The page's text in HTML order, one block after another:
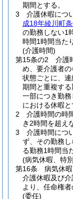
期間とする。
3
介護休暇につ
成18年綾川町
の勤務しない1
時間1時間当た
(介護時間)
第15条の2
介護
め、要介護者
状態ごとに、
期間と重複す
一部につき勤
における休暇と
2
介護時間の時
き2時間を超え
3
介護時間につ
ず、その勤務
る勤務1時間当
(病気休暇、特
第16条
病気休
介護休暇及び
より、任命権
(委任)